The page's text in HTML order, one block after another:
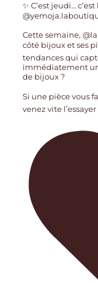
✨ C’est jeudi…
Cette semaine,
côté bijoux et ses
tendances qui
immédiatement un
de bijoux ?
Si une pièce vous
venez vite